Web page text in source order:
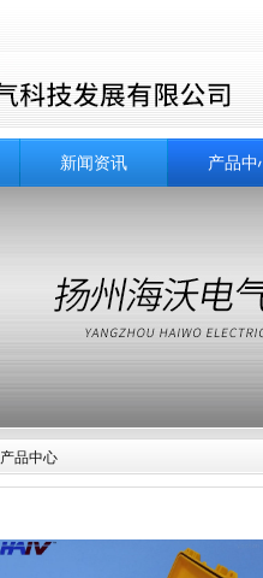
新闻资讯 产品中
产品中心